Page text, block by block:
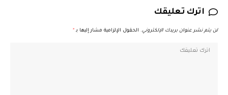
اترك تعليقك
لن يتم نشر عنوان بريدك الإلكتروني. الحقول الإلزامية مشار إليها بـ *